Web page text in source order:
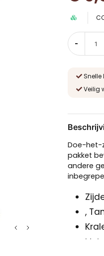
-
Snelle
Veilig
Doe-het-
pakket
andere
,
IJsjes